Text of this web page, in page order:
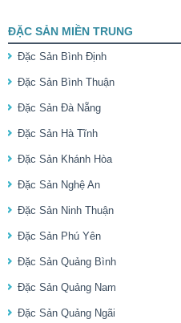
ĐẶC SẢN MIỀN TRUNG
Đặc Sản Bình Định
Đặc Sản Bình Thuận
Đặc Sản Đà Nẵng
Đặc Sản Hà Tĩnh
Đặc Sản Khánh Hòa
Đặc Sản Nghệ An
Đặc Sản Ninh Thuận
Đặc Sản Phú Yên
Đặc Sản Quảng Bình
Đặc Sản Quảng Nam
Đặc Sản Quảng Ngãi